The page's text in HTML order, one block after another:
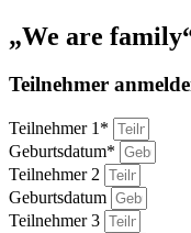
„We are
Teilnehmer
Teilnehmer 1*
Geburtsdatum*
Teilnehmer 2
Geburtsdatum
Teilnehmer 3